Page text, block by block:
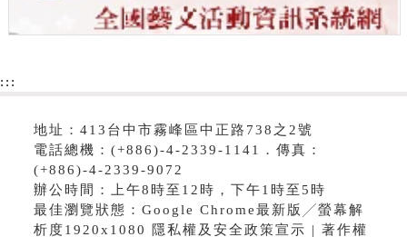
:::
地址：413台中市霧峰區中正路738之2號
電話總機：(+886)-4-2339-1141．傳真：
(+886)-4-2339-9072
辦公時間：上午8時至12時，下午1時至5時
最佳瀏覽狀態：Google Chrome最新版╱螢幕解
析度1920x1080 隱私權及安全政策宣示 | 著作權